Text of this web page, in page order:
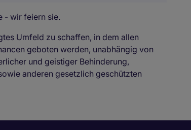
- wir feiern sie.
Umfeld zu schaffen, in dem allen
geboten werden, unabhängig von
und geistiger Behinderung,
anderen gesetzlich geschützten